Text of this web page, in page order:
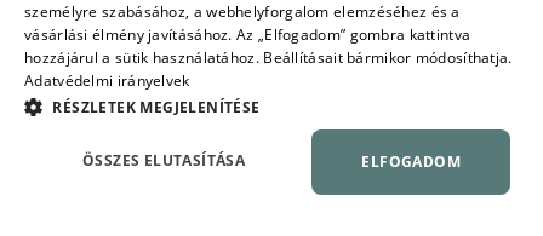
Információ
Minden jog fenntartva ©
személyre szabásához, a webhelyforgalom elemzéséhez és a
vásárlási élmény javításához. Az „Elfogadom” gombra kattintva
hozzájárul a sütik használatához. Beállításait bármikor módosíthatja.
Adatvédelmi irányelvek
RÉSZLETEK MEGJELENÍTÉSE
ELFOGADOM
ÖSSZES ELUTASÍTÁSA